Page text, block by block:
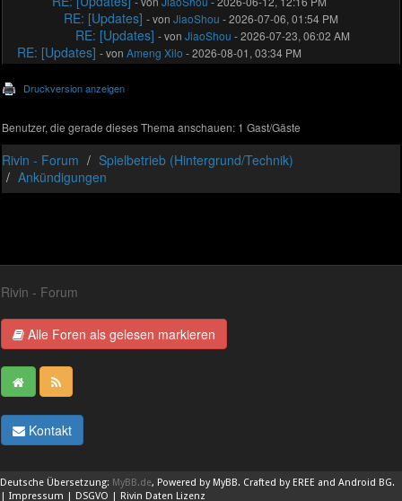
RE: [Updates] - vonJiaoShou - 2026-07-06, 01:54 PM
RE: [Updates] - vonJiaoShou - 2026-07-23, 06:02 AM
RE: [Updates] - vonAmeng Xilo - 2026-08-01, 03:34 PM
Druckversion anzeigen
Benutzer, die gerade dieses Thema anschauen: 1 Gast/Gäste
Rivin - Forum
Spielbetrieb (Hintergrund/Technik)
Ankündigungen
Rivin - Forum
Alle Foren als gelesen markieren
Kontakt
Deutsche Übersetzung: MyBB.de, Powered by MyBB. Crafted by EREE and Android BG.
| Impressum | DSGVO | Rivin Daten Lizenz